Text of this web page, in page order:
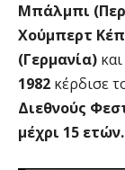
Μπάλμπι
Χούμπερτ
(Γερμανία) και
1982 κέρδισε
Διεθνούς
μέχρι 15 ετών.